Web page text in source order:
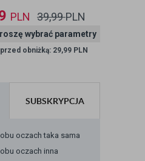
PLN 39,99PLN
wybrać parametry
obniżką: 29,99 PLN
SUBSKRYPCJA
oczach taka sama
oczach inna